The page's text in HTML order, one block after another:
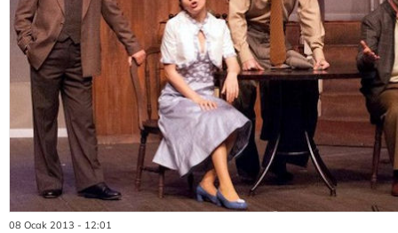
08 Ocak 2013 - 12:01